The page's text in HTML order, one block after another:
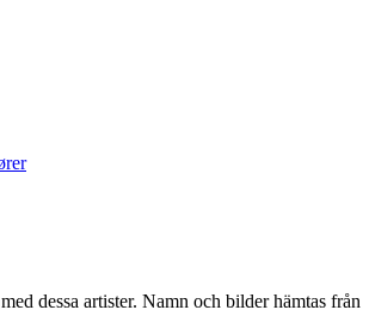
dessa artister. Namn och bilder hämtas från